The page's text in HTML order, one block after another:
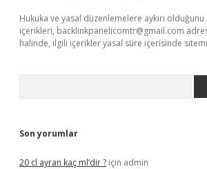
Hukuka ve yasal düzenlemelere aykırı
içerikleri, backlinkpanelicomtr@gmail.com
halinde, ilgili içerikler yasal süre içerisinde
Son yorumlar
20 cl ayran kaç ml’dir ? için admin